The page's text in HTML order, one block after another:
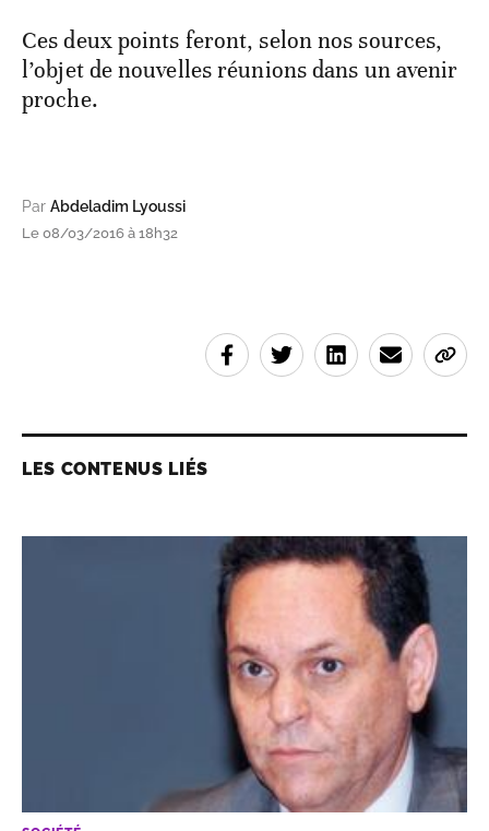
Ces deux points feront, selon nos sources,
l’objet de nouvelles réunions dans un avenir
proche.
Par Abdeladim Lyoussi
Le 08/03/2016 à 18h32
LES CONTENUS LIÉS